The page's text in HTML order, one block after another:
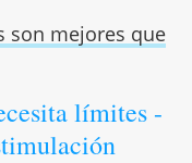
son mejores que
límites -